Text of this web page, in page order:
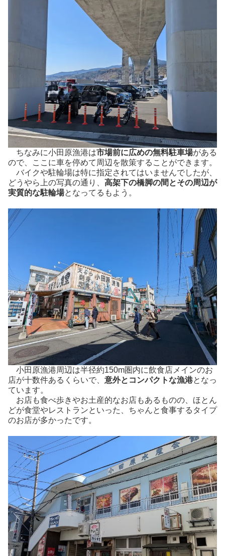
ちなみに小田原漁港は市場前に広めの無料駐車場がある
ので、ここに車を停めて周辺を散策することができます。
バイクや駐輪場は特に指定されてはいませんでしたが、
どうやら上の写真の通り、 高架下の橋脚の間とその周辺が
実質的な駐輪場となってるもよう。
小田原漁港周辺は半径約150m圏内に飲食店メインのお
店が十数件あるくらいで、 意外とコンパクトな漁港となっ
ています。
お店も食べ歩きやお土産的なお店もあるものの、ほとん
どが食堂やレストランといった、ちゃんと食事するタイプ
のお店が多かったです。